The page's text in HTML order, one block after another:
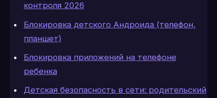
контроля 2026
Блокировка детского Андроида (телефон,
планшет)
Блокировка приложений на телефоне
ребенка
Детская безопасность в сети: родительский